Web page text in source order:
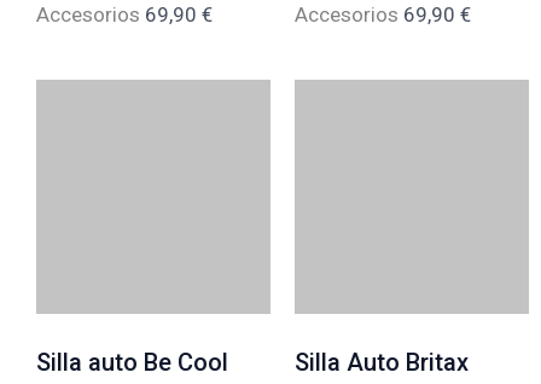
Accesorios 69,90 € Accesorios 69,90 €
Silla auto Be Cool
Silla Auto Britax